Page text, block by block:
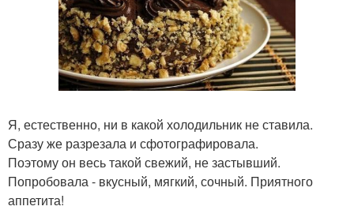
Я, естественно, ни в какой холодильник не ставила.
Сразу же разрезала и сфотографировала.
Поэтому он весь такой свежий, не застывший.
Попробовала - вкусный, мягкий, сочный. Приятного
аппетита!